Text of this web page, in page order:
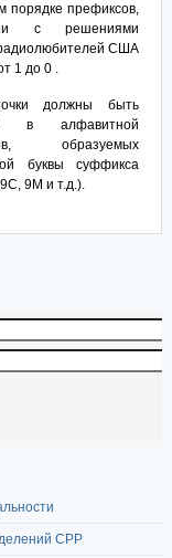
порядке префиксов,
с решениями
США
1 до 0 .
должны быть
в алфавитной
образуемых
буквы суффикса
9M и т.д.).
СРР